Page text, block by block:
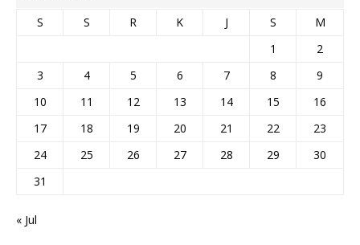
S S R K J S
M
1
2
3
4 5 6 7 8
9
10
11 12 13 14 15
16
17
18 19 20 21 22
23
24
25 26 27 28 29
30
31
« Jul